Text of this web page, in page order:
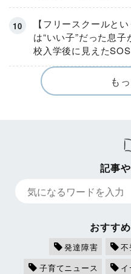
【フリースクールと
は“いい子”だった息
校入学後に見えたSOS
も
記事
おすす
発達障害 不
子育てニュース